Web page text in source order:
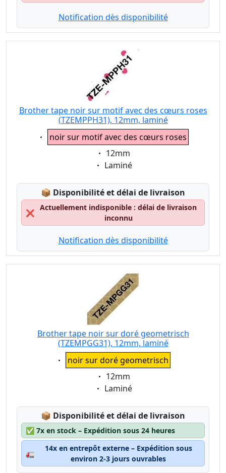
Notification dès disponibilité
Brother tape noir sur motif avec des cœurs roses
(TZEMPPH31), 12mm, laminé
Eigenschaft:
noir sur motif avec des cœurs roses
Eigenschaft:
12mm
Eigenschaft:
Laminé
📦 Lagerstatus:
Disponibilité et délai de livraison
❌
Actuellement indisponible : délai de livraison
inconnu
Notification dès disponibilité
Brother tape noir sur doré geometrisch
(TZEMPGG31), 12mm, laminé
Eigenschaft:
noir sur doré geometrisch
Eigenschaft:
12mm
Eigenschaft:
Laminé
📦 Lagerstatus:
Disponibilité et délai de livraison
✅ 7x en stock – Expédition sous 24 heures
🚛
14x en entrepôt externe – Expédition sous
environ 2-3 jours ouvrables